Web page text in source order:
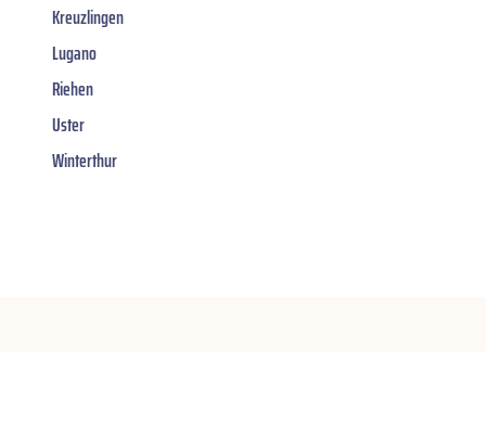
Kreuzlingen
Lugano
Riehen
Uster
Winterthur